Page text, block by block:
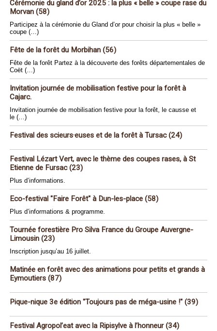
Cérémonie du gland d’or 2025 : la plus « belle » coupe rase du
Morvan (58)
Participez à la cérémonie du Gland d’or pour choisir la plus « belle »
coupe (…)
Fête de la forêt du Morbihan (56)
Fête de la forêt Partez à la découverte des forêts départementales de
Coët (…)
Invitation journée de mobilisation festive pour la forêt à
Cajarc.
Invitation journée de mobilisation festive pour la forêt, le causse et
le (…)
Festival des scieurs·euses et de la forêt à Tursac (24)
Festival Lézart Vert, avec le thème des coupes rases, à St
Etienne de Fursac (23)
Plus d’informations.
Eco-festival "Faire Forêt" à Dun-les-place (58)
Plus d’informations & programme.
Tournée forestière Pro Silva France du Groupe Auvergne-
Limousin (23)
Inscription jusqu’au 16 juillet.
Matinée en forêt avec des animations pour petits et grands à
Eymoutiers (87)
Pique-nique 3e édition "Toujours pas de méga-usine !" (39)
Festival Agropol’eat avec la Ripisylve à l’honneur (34)